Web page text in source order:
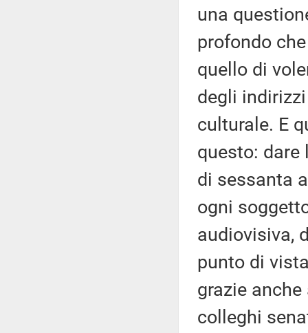
una
profondo
quello di
degli
culturale. E
questo: dare
di sessanta
ogni
audiovisiva,
punto di
grazie
colleghi